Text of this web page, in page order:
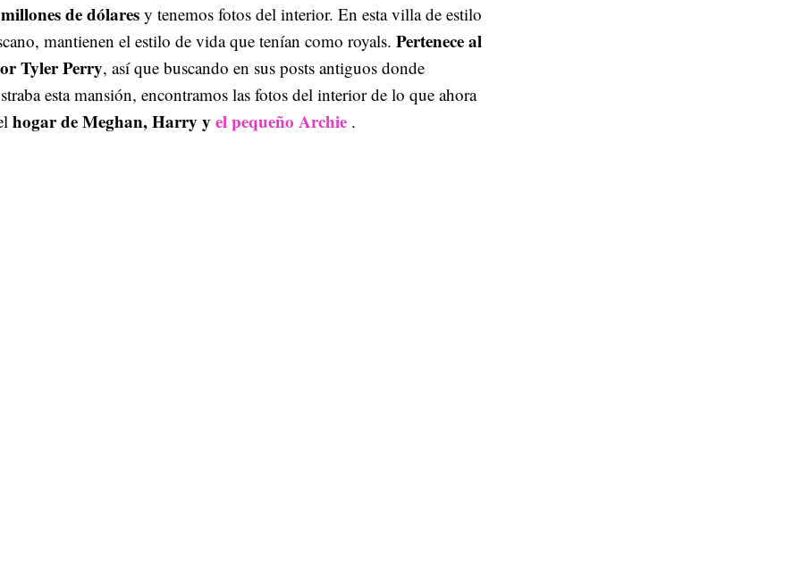
de dólares y tenemos fotos del interior. En esta villa de estilo
mantienen el estilo de vida que tenían como royals. Pertenece al
Tyler Perry, así que buscando en sus posts antiguos donde
esta mansión, encontramos las fotos del interior de lo que ahora
hogar de Meghan, Harry y el pequeño Archie .